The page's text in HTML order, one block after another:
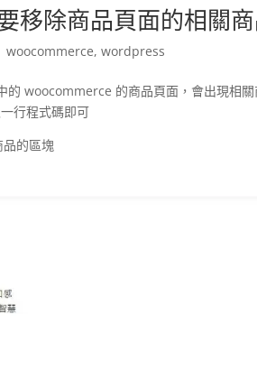
移除商品頁面的相關
woocommerce,wordpress
woocommerce 的商品頁面，會出現相
行程式碼即可
的區塊